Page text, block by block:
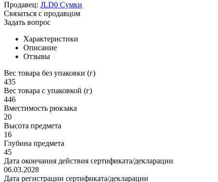
Продавец: JLD0 Сумки
Связаться с продавцом
Задать вопрос
Характеристики
Описание
Отзывы
Вес товара без упаковки (г)
435
Вес товара с упаковкой (г)
446
Вместимость рюкзака
20
Высота предмета
16
Глубина предмета
45
Дата окончания действия сертификата/декларации
06.03.2028
Дата регистрации сертификата/декларации